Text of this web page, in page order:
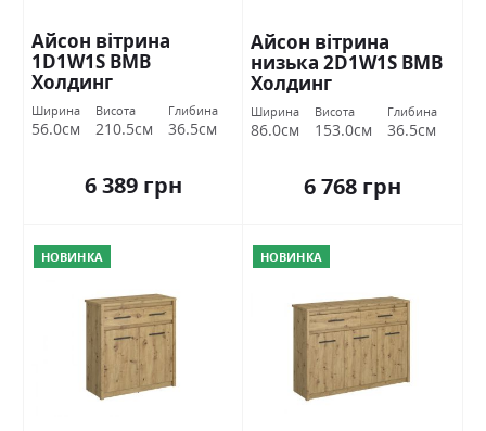
Айсон вітрина
1D1W1S ВМВ
Холдинг
Ширина
56.0см
Висота
210.5см
Глибина
36.5см
6 389 грн
Айсон вітрина
низька 2D1W1S ВМВ
Холдинг
Ширина
86.0см
Висота
153.0см
Глибина
36.5см
6 768 грн
НОВИНКА НОВИНКА